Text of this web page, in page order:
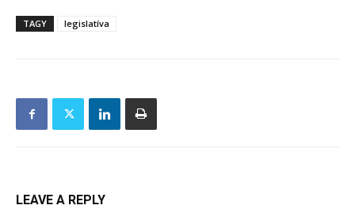
TAGY legislatíva
LEAVE A REPLY